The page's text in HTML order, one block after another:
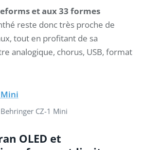
et aux 33 formes
reste donc très proche de
tout en profitant de sa
analogique, chorus, USB, format
Behringer CZ-1 Mini
OLED et